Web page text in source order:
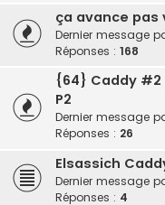
ça avance pas
Dernier message
Réponses : 168
{64} Caddy
P2
Dernier message
Réponses : 26
Elsassich
Dernier message
Réponses : 4